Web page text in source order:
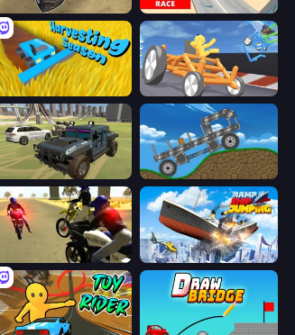
Obstacle Race: Destroying Simulator!
Harvesting Season Draw Crash Race
4x4 Offroader Move It!
3D Moto Simulator 2 Ship Ramp Jumping